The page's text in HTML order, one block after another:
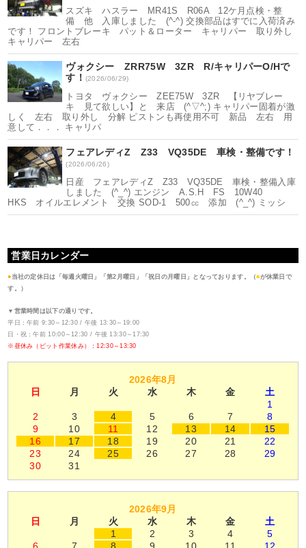
スズキ ハスラー MR41S R06A 12ケ月点検・整
備 他 入庫しました (^-^) 交換部品はすでに入荷済み
です！ フロントブレーキ パット＆ローター キャリパー 取り外し
キャリパー 左右
ヴォクシー ZRR75W 3ZR R/キャリパーO/Hで
す！ (2026/06/29)
トヨタ ヴォクシー ZEE75W 3ZR 【リヤブレー
キ 見て欲しい】と 来店 (^▽^;) キャリパー固着が激
しく 左右 取り外し 分解 ピストンも再使用不可 新品 左右 用
意して．．． キャリパ
フェアレディZ Z33 VQ35DE 車検・整備です！
(2026/06/26)
日産 フェアレディZ Z33 VQ35DE 車検・整備入庫
しました (^_^) エンジン A.S.H FS 10W40
HKS オイルエレメント 交換 SOD-1 500㏄ 添加 (^_^) ミッシ
営業日カレンダー
● 当社の定休日は「毎週火曜日」「第2月曜日」「祝日の月曜日」となっております。（■が休業日で
す。）
▼営業時間は以下の通りです。
平日：午前 9:30～12:30 / 午後 13:30～19:00
日・祝：午前 10:00～12:30 / 午後 13:30～17:30
※昼休み（ピット作業休み）：12:30～13:30
2026年8月
日
月 火 水 木 金
土
1
2
3 4 5 6 7
8
9
10 11 12 13 14
15
16
17 18 19 20 21
22
23
24 25 26 27 28
29
30
31
2026年9月
日
月 火 水 木 金
土
1
2 3 4
5